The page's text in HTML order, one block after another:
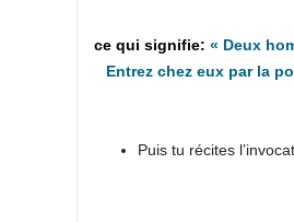
« Deux
Entrez chez eux par la
Puis tu récites